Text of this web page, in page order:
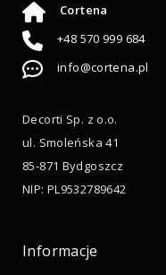
Cortena
+48 570 999 684
info@cortena.pl
Decorti Sp. z o.o.
ul. Smoleńska 41
85-871 Bydgoszcz
NIP: PL9532789642
Informacje